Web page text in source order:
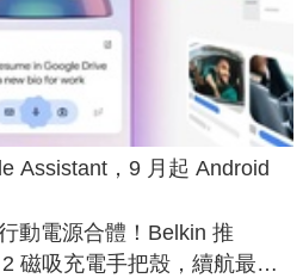
Assistant，9 月起 Android
動電源合體！Belkin 推
磁吸充電手把殼，續航最高